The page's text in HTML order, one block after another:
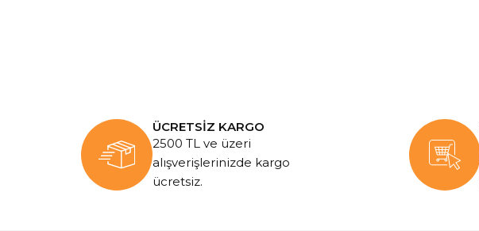
ÜCRETSİZ KARGO
2500 TL ve üzeri
alışverişlerinizde kargo
ücretsiz.